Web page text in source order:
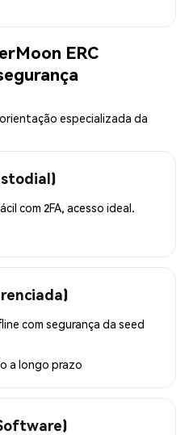
ERC
especializada da
com 2FA, acesso ideal.
com segurança da seed
a longo prazo